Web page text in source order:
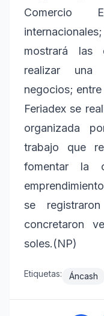
Comercio
mostrará las
realizar una
negocios; entre
Feriadex se
organizada
trabajo que
fomentar la
se
concretaron
soles.(NP)
Etiquetas: Áncash